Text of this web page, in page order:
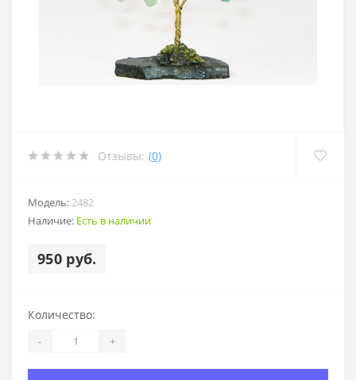
Отзывы: (0)
Модель:2482
Наличие: Есть в наличии
950 руб.
Количество:
- +